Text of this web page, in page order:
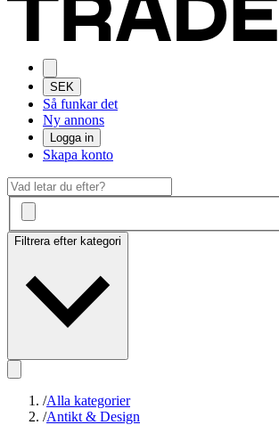
SEK
Så funkar det
Ny annons
Logga in
Skapa konto
Filtrera efter kategori
/Alla kategorier
/Antikt & Design